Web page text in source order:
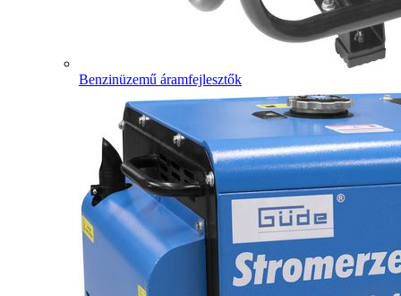
Benzinüzemű áramfejlesztők